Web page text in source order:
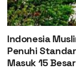
Indonesia
Penuhi
Masuk 15 Besar